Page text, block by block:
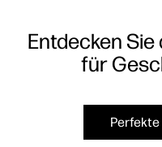
Entdecken
für